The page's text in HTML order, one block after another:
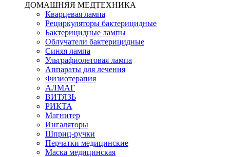
ДОМАШНЯЯ МЕДТЕХНИКА
Кварцевая лампа
Рециркуляторы бактерицидные
Бактерицидные лампы
Облучатели бактерицидные
Синяя лампа
Ультрафиолетовая лампа
Аппараты для лечения
Физиотерапия
АЛМАГ
ВИТЯЗЬ
РИКТА
Магнитер
Ингаляторы
Шприц-ручки
Перчатки медицинские
Маска медицинская